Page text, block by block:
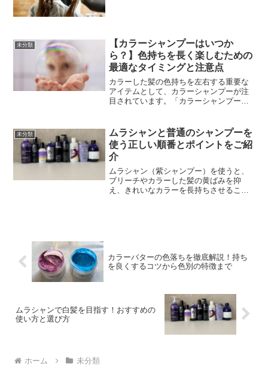
未分類
【カラーシャンプーはいつか
ら？】色持ちを長く楽しむための
最適なタイミングと注意点
カラーした髪の色持ちを左右する重要な
アイテムとして、カラーシャンプーが注
目されています。「カラーシャンプーを
仕上がりや色落ちの速度が変わるといっ
ても過言ではありません。...
未分類
ムラシャンと普通のシャンプーを
使う正しい順番とポイントをご紹
介
ムラシャン（紫シャンプー）を使うと、
ブリーチやカラーした髪の黄ばみを抑
え、きれいなカラーを長持ちさせること
カラーバターの色落ちを徹底解説！持ち
を良くするコツから色別の特徴まで
ムラシャンで白髪を目指す！おすすめの
使い方と選び方
ホーム 未分類